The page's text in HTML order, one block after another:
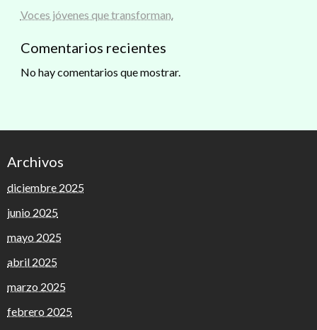
Voces jóvenes que transforman.
Comentarios recientes
No hay comentarios que mostrar.
Archivos
diciembre 2025
junio 2025
mayo 2025
abril 2025
marzo 2025
febrero 2025